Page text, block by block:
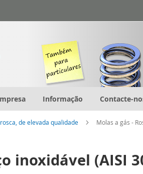
Informação Contacte-
de elevada qualidade Molas a gás -
inoxidável (AISI